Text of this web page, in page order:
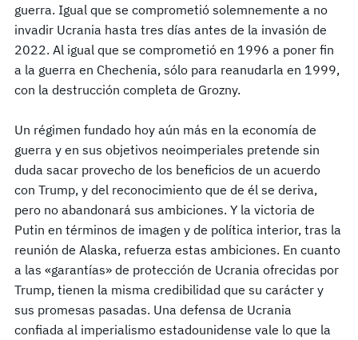
guerra. Igual que se comprometió solemnemente a no
invadir Ucrania hasta tres días antes de la invasión de
2022. Al igual que se comprometió en 1996 a poner fin
a la guerra en Chechenia, sólo para reanudarla en 1999,
con la destrucción completa de Grozny.
Un régimen fundado hoy aún más en la economía de
guerra y en sus objetivos neoimperiales pretende sin
duda sacar provecho de los beneficios de un acuerdo
con Trump, y del reconocimiento que de él se deriva,
pero no abandonará sus ambiciones. Y la victoria de
Putin en términos de imagen y de política interior, tras la
reunión de Alaska, refuerza estas ambiciones. En cuanto
a las «garantías» de protección de Ucrania ofrecidas por
Trump, tienen la misma credibilidad que su carácter y
sus promesas pasadas. Una defensa de Ucrania
confiada al imperialismo estadounidense vale lo que la